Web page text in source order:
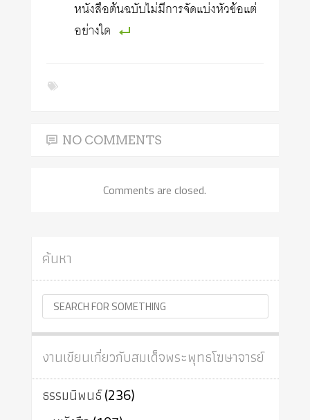
หนังสือต้นฉบับไม่มีการจัดแบ่งหัวข้อแต่
อย่างใด
NO COMMENTS
Comments are closed.
ค้นหา
งานเขียนเกี่ยวกับสมเด็จพระพุทธโฆษาจารย์
ธรรมนิพนธ์(236)